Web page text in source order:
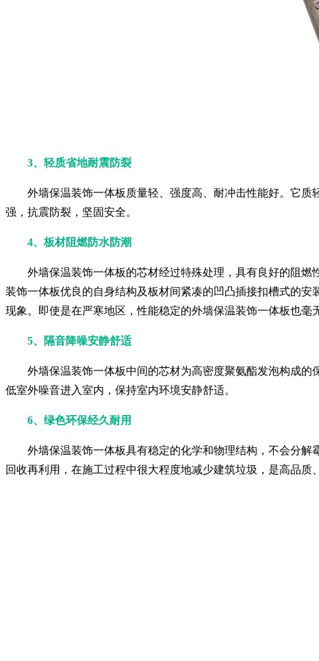
3、轻质省地耐震防裂
外墙保温装饰一体板质量轻、强度高、耐冲击性能好。它
强，抗震防裂，坚固安全。
4、板材阻燃防水防潮
外墙保温装饰一体板的芯材经过特殊处理，具有良好的阻
装饰一体板优良的自身结构及板材间紧凑的凹凸插接扣槽式的
现象。即使是在严寒地区，性能稳定的外墙保温装饰一体板也毫
5、隔音降噪安静舒适
外墙保温装饰一体板中间的芯材为高密度聚氨酯发泡构成
低室外噪音进入室内，保持室内环境安静舒适。
6、绿色环保经久耐用
外墙保温装饰一体板具有稳定的化学和物理结构，不会分
回收再利用，在施工过程中很大程度地减少建筑垃圾，是高品